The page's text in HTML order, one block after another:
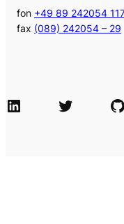
fon +49 89 242054
fax (089) 242054 – 29
LinkedIn Twitter GitHub